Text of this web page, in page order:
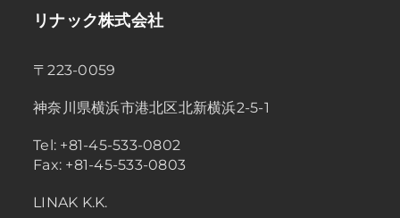
リナック株式会社
〒223-0059
神奈川県横浜市港北区北新横浜2-5-1
Tel: +81-45-533-0802
Fax: +81-45-533-0803
LINAK K.K.